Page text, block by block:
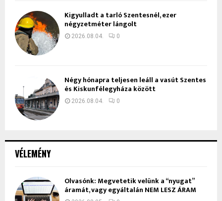
VÉLEMÉNY
Olvasónk: Megvetetik velünk a “nyugat”
áramát, vagy egyáltalán NEM LESZ ÁRAM
Kigyulladt a tarló Szentesnél, ezer
négyzetméter lángolt
2026.08.04. 0
Négy hónapra teljesen leáll a vasút Szentes
és Kiskunfélegyháza között
2026.08.04. 0